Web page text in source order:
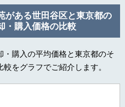
がある世田谷区と東京都の
・購入価格の比較
・購入の平均価格と東京都のそ
をグラフでご紹介します。